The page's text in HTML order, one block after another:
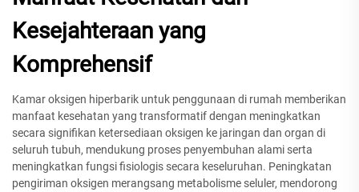
Kesejahteraan yang
Komprehensif
Kamar oksigen hiperbarik untuk penggunaan di rumah memberikan
manfaat kesehatan yang transformatif dengan meningkatkan
secara signifikan ketersediaan oksigen ke jaringan dan organ di
seluruh tubuh, mendukung proses penyembuhan alami serta
meningkatkan fungsi fisiologis secara keseluruhan. Peningkatan
pengiriman oksigen merangsang metabolisme seluler, mendorong